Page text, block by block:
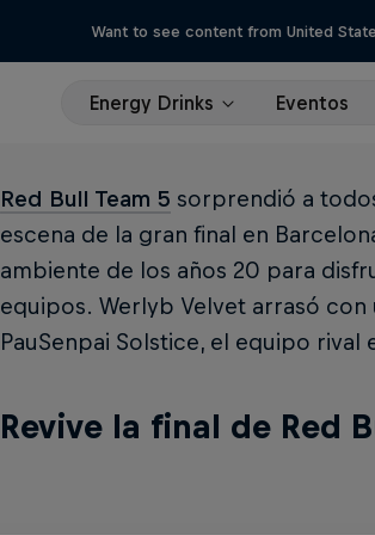
Want to see content from United
Energy Drinks Eventos
Red Bull Team 5 sorprendió a
escena de la gran final en
ambiente de los años 20 para
equipos. Werlyb Velvet arrasó
PauSenpai Solstice, el equipo rival
Revive la final de Red